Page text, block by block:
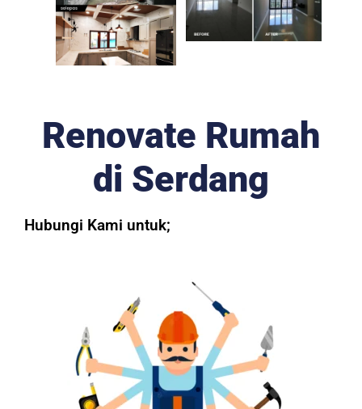
Renovate Rumah
di Serdang
Hubungi Kami untuk;